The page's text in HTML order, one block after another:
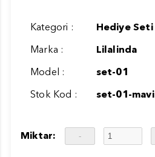
Kategori :
Hediye Seti
Marka :
Lilalinda
Model :
set-01
Stok Kod :
set-01-mavi
Miktar: